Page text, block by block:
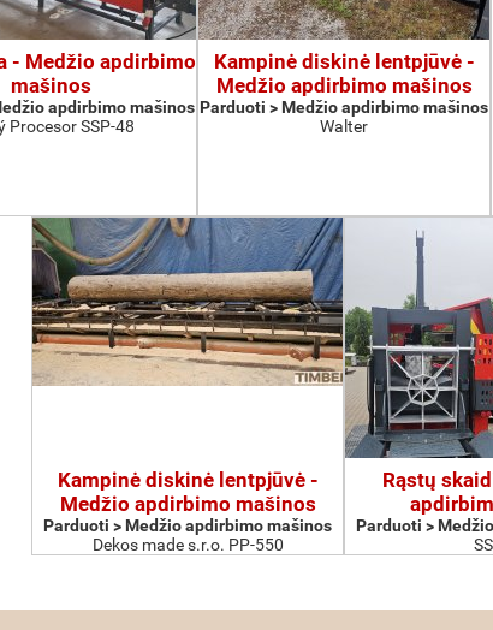
- Medžio apdirbimo
mašinos
apdirbimo mašinos
Procesor SSP-48
Kampinė diskinė lentpjūvė -
Medžio apdirbimo mašinos
Parduoti > Medžio apdirbimo mašinos
Walter
Kampinė diskinė lentpjūvė -
Medžio apdirbimo mašinos
Parduoti > Medžio apdirbimo mašinos
Dekos made s.r.o. PP-550
Rąstų
Parduoti >